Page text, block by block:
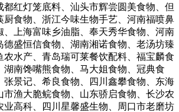
都红灯笼底料、汕头市辉尝圆美食物、但
厨食物、浙江今味生物手艺、河南福喷鼻
、上海富味乡油脂、奉天秀华食物、河南
德盛恒信食物、湖南湘诺食物、老汤坊臻
农水产、青岛瑞可莱餐饮配料、福宝麟食
湖南馋嘴熊食物、马大姐食物、冠典食
张景记、希良食物、四川鑫攀食物、东海
市渔大脆鲩食物、山东骄启食物、长沙农
业高科、四川星馨盛生物、周口市老磨坊